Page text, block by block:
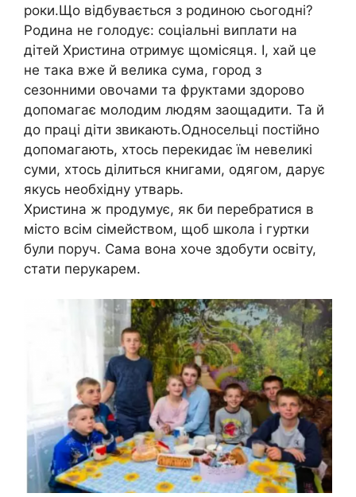
роки.Що відбувається з родиною сьогодні?
Родина не голодує: соціальні виплати на
дітей Христина отримує щомісяця. І, хай це
не така вже й велика сума, город з
сезонними овочами та фруктами здорово
допомагає молодим людям заощадити. Та й
до праці діти звикають.Односельці постійно
допомагають, хтось перекидає їм невеликі
суми, хтось ділиться книгами, одягом, дарує
якусь необхідну утварь.
Христина ж продумує, як би перебратися в
місто всім сімейством, щоб школа і гуртки
були поруч. Сама вона хоче здобути освіту,
стати перукарем.